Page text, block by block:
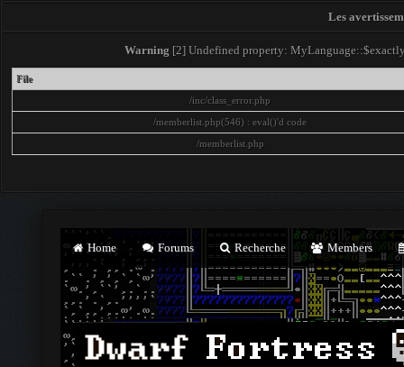
Les
Warning [2] Undefined property:
File
/inc/class_error.php
/memberlist.php(546) : eval()'d code
/memberlist.php
Home Forums Recherche Members